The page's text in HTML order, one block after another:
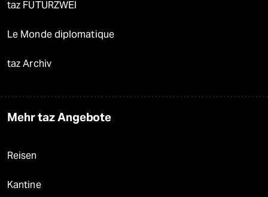
taz FUTURZWEI
Le Monde diplomatique
taz Archiv
Mehr taz Angebote
Reisen
Kantine